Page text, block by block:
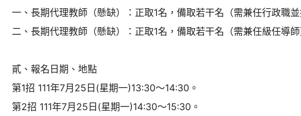
一、長期代理教師（懸缺）：正取1名，備取若干名（需兼任行政職
二、長期代理教師（懸缺）：正取1名，備取若干名（需兼任級任導師
貳、報名日期、地點
第1招 111年7月25日(星期一)13:30～14:30。
第2招 111年7月25日(星期一)14:30～15:30。